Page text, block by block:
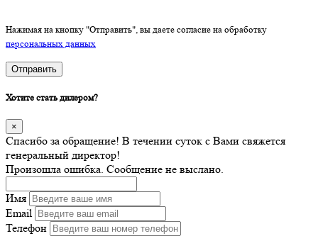
Нажимая на кнопку "Отправить", вы даете согласие на обработку
персональных данных
Отправить
Хотите стать дилером?
×
Спасибо за обращение! В течении суток с Вами свяжется
генеральный директор!
Произошла ошибка. Сообщение не выслано.
Имя
Email
Телефон